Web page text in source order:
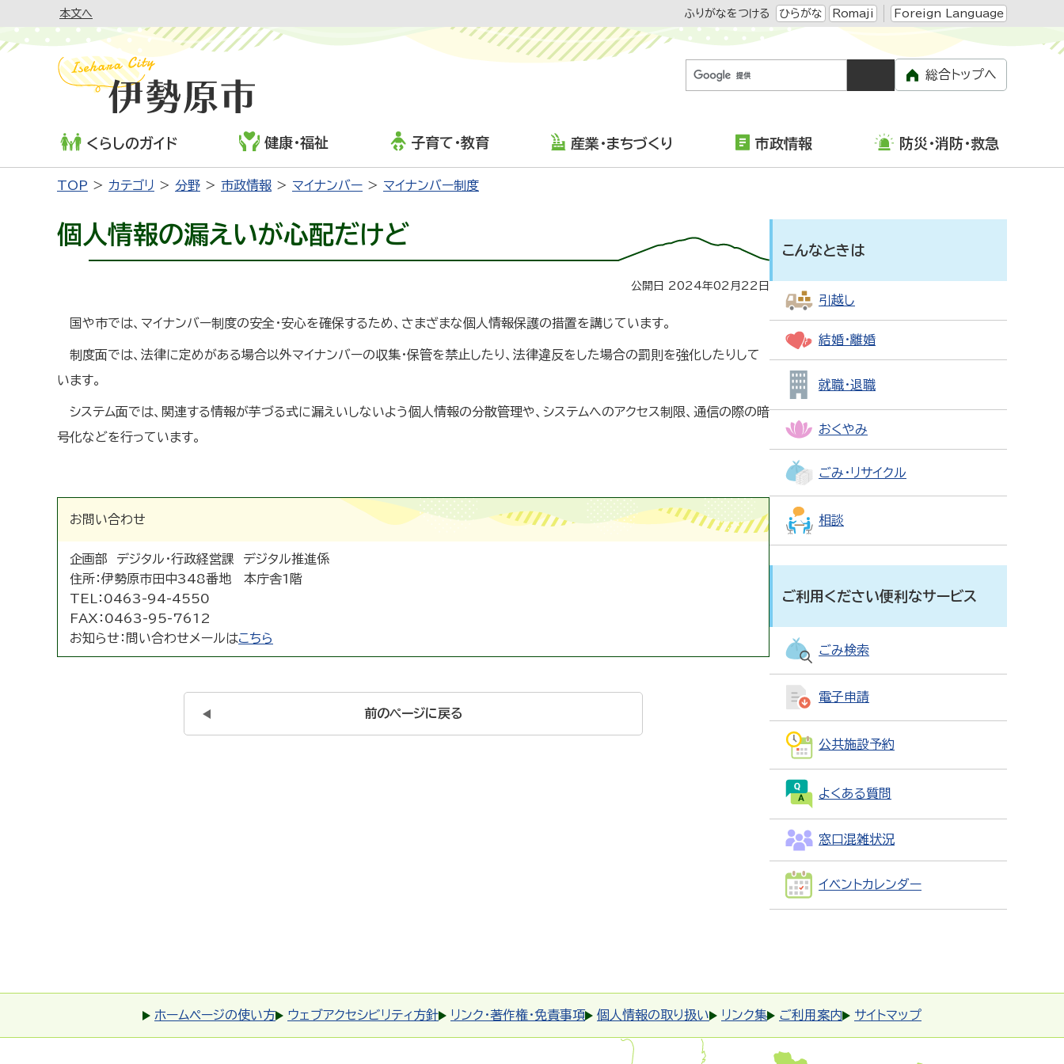
本文へ ふりがなをつける ひらがな Romaji Foreign Language
総合トップへ
くらしのガイド 健康・福祉 子育て・教育 産業・まちづくり 市政情報 防災・消防・救急
TOP カテゴリ 分野 市政情報 マイナンバー マイナンバー制度
個人情報の漏えいが心配だけど
公開日 2024年02月22日
国や市では、マイナンバー制度の安全・安心を確保するため、さまざまな個人情報保護の措置を講じています。
制度面では、法律に定めがある場合以外マイナンバーの収集・保管を禁止したり、法律違反をした場合の罰則を強化したりして
います。
システム面では、関連する情報が芋づる式に漏えいしないよう個人情報の分散管理や、システムへのアクセス制限、通信の際の暗
号化などを行っています。
お問い合わせ
企画部 デジタル・行政経営課 デジタル推進係
住所：伊勢原市田中348番地 本庁舎1階
TEL： 0463-94-4550
FAX： 0463-95-7612
お知らせ： 問い合わせメールはこちら
前のページに戻る
こんなときは
引越し
結婚・離婚
就職・退職
おくやみ
ごみ・リサイクル
相談
ご利用ください便利なサービス
ごみ検索
電子申請
公共施設予約
よくある質問
窓口混雑状況
イベントカレンダー
ホームページの使い方 ウェブアクセシビリティ方針 リンク・著作権・免責事項 個人情報の取り扱い リンク集 ご利用案内 サイトマップ